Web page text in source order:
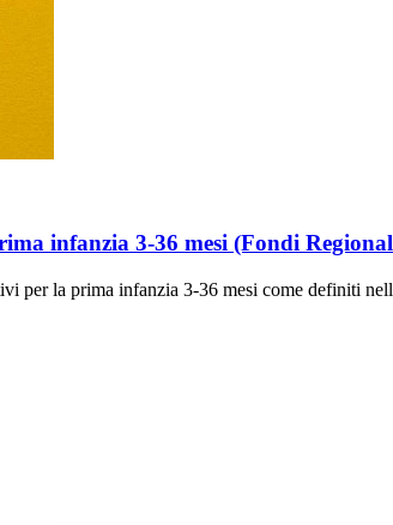
infanzia 3-36 mesi (Fondi
la prima infanzia 3-36 mesi come definiti